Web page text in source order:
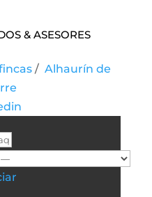
& Asesores
/ Alhaurín de